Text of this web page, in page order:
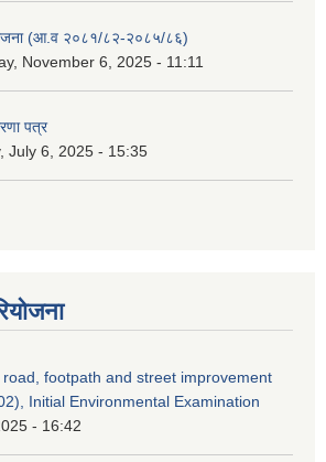
योजना (आ.व २०८१/८२-२०८५/८६)
November 6, 2025 - 11:11
पत्र
July 6, 2025 - 15:35
footpath and street improvement
Initial Environmental Examination
- 16:42